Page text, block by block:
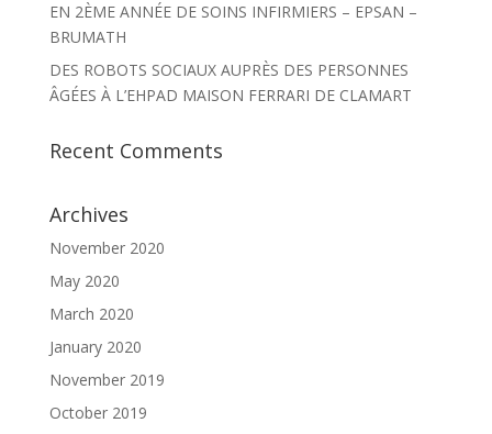
EN 2ÈME ANNÉE DE SOINS INFIRMIERS – EPSAN –
BRUMATH
DES ROBOTS SOCIAUX AUPRÈS DES PERSONNES
ÂGÉES À L’EHPAD MAISON FERRARI DE CLAMART
Recent Comments
Archives
November 2020
May 2020
March 2020
January 2020
November 2019
October 2019